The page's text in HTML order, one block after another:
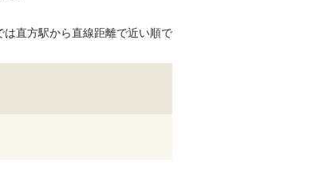
直方駅から直線距離で近い順で